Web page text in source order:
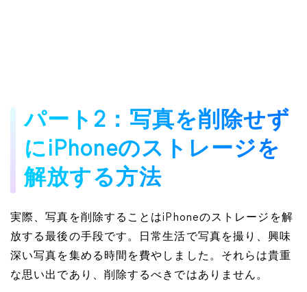
パート2：写真を削除せず
にiPhoneのストレージを
解放する方法
実際、写真を削除することはiPhoneのストレージを解
放する最後の手段です。日常生活で写真を撮り、興味
深い写真を集める時間を費やしました。それらは貴重
な思い出であり、削除するべきではありません。